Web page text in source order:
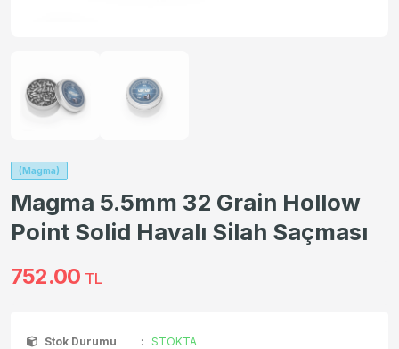
(Magma)
Magma 5.5mm 32 Grain Hollow
Point Solid Havalı Silah Saçması
752.00 TL
Stok Durumu : STOKTA